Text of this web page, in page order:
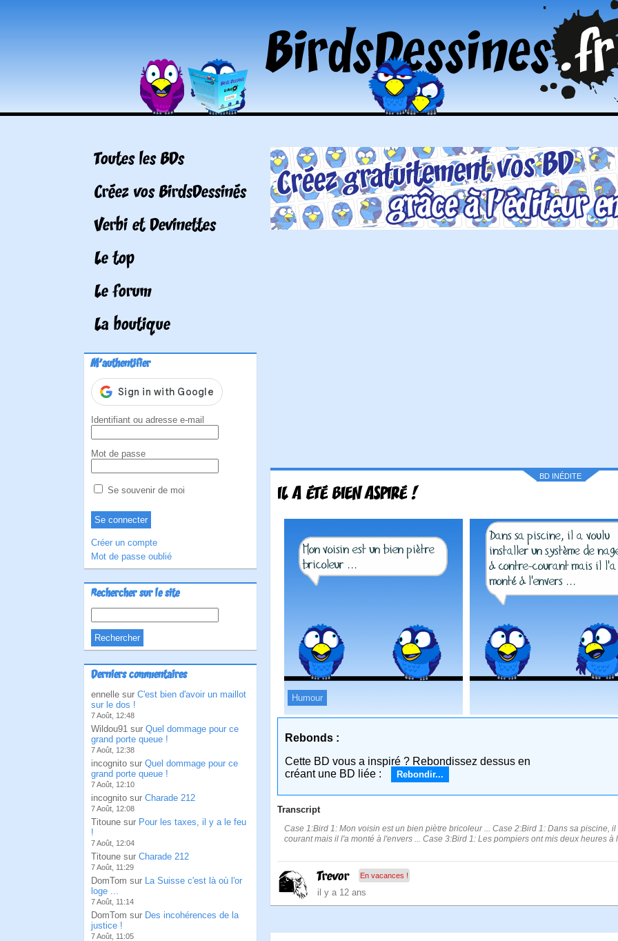
Toutes les BDs
Créez vos BirdsDessinés
Verbi et Devinettes
Le top
Le forum
La boutique
M'authentifier
Identifiant ou adresse e-mail
Mot de passe
Se souvenir de moi
Créer un compte
Mot de passe oublié
Rechercher sur le site
Derniers commentaires
ennelle sur C'est bien d'avoir un maillot
sur le dos !
7 Août, 12:48
Wildou91 sur Quel dommage pour ce
grand porte queue !
7 Août, 12:38
incognito sur Quel dommage pour ce
grand porte queue !
7 Août, 12:10
incognito sur Charade 212
7 Août, 12:08
Titoune sur Pour les taxes, il y a le feu
!
7 Août, 12:04
Titoune sur Charade 212
7 Août, 11:29
DomTom sur La Suisse c'est là où l'or
loge ...
7 Août, 11:14
DomTom sur Des incohérences de la
justice !
7 Août, 11:05
BD INÉDITE
IL A ÉTÉ BIEN ASPIRÉ !
Humour
Rebonds :
Cette BD vous a inspiré ? Rebondissez dessus en
créant une BD liée :
Rebondir...
Transcript
Case 1:Bird 1: Mon voisin est un bien piètre bricoleur ... Case 2:Bird 1: Dans sa piscine,
courant mais il l'a monté à l'envers ... Case 3:Bird 1: Les pompiers ont mis deux heures à
Trevor En vacances !
il y a 12 ans